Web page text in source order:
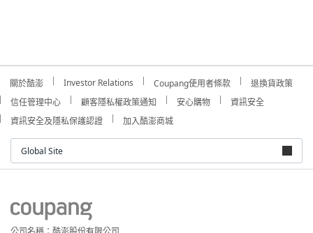
關於酷澎 Investor Relations Coupang使用者條款
退換貨政策
信任管理中心
顧客隱私權政策通知 安心購物
資訊安全
資訊安全及隱私保護認證
加入酷澎商城
Global Site